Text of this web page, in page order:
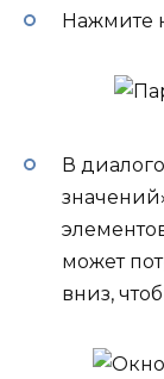
Нажмите
В
может
вниз,